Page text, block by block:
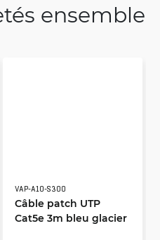
ensemble
VAP-A10-S300
Câble patch UTP
Cat5e 3m bleu glacier